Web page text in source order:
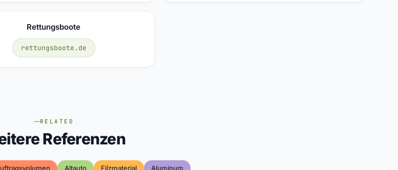
Rettungsboote
rettungsboote.de
RELATED
Referenzen
Altauto Filzmaterial Aluminum